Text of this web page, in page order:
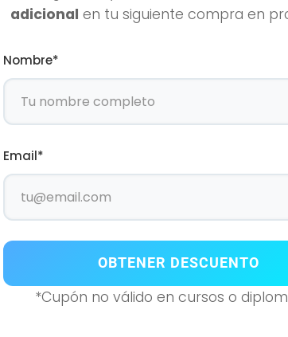
90 CAPS
AL CARRITO
Si desea
adicional en tu siguiente compra en
Nombre*
Email*
OBTENER DESCUENTO
*Cupón no válido en cursos o